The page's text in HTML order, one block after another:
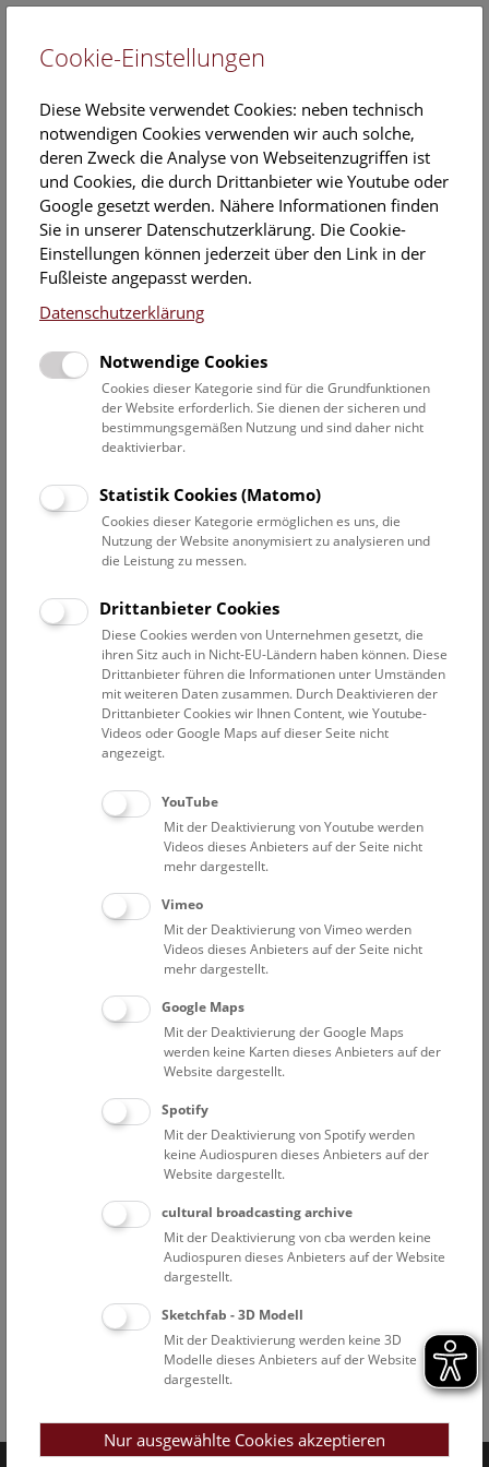
EN
Veranstaltungskalender
Informationen zu Gruppen,- Kindergarten- und
Schulprogrammen finden Siehier
Datumsfilter
14.12.2019
Datum auswählen
Erweiterte Suche
Filter zurücksetzen
14. Dezember 2019
Bisher keine Ergebnisse. Dienstags ist das NHM Wien
in der Regel geschlossen. Ausnahmen finden sie
Eine Nacht im Museum
Cookie-Einstellungen
Diese Website verwendet Cookies: neben technisch
notwendigen Cookies verwenden wir auch solche,
deren Zweck die Analyse von Webseitenzugriffen ist
und Cookies, die durch Drittanbieter wie Youtube oder
Google gesetzt werden. Nähere Informationen finden
Sie in unserer Datenschutzerklärung. Die Cookie-
Einstellungen können jederzeit über den Link in der
Fußleiste angepasst werden.
Datenschutzerklärung
Notwendige Cookies
Cookies dieser Kategorie sind für die Grundfunktionen
der Website erforderlich. Sie dienen der sicheren und
bestimmungsgemäßen Nutzung und sind daher nicht
deaktivierbar.
Statistik Cookies (Matomo)
Cookies dieser Kategorie ermöglichen es uns, die
Nutzung der Website anonymisiert zu analysieren und
die Leistung zu messen.
Drittanbieter Cookies
Diese Cookies werden von Unternehmen gesetzt, die
ihren Sitz auch in Nicht-EU-Ländern haben können. Diese
Drittanbieter führen die Informationen unter Umständen
mit weiteren Daten zusammen. Durch Deaktivieren der
Drittanbieter Cookies wir Ihnen Content, wie Youtube-
Videos oder Google Maps auf dieser Seite nicht
angezeigt.
YouTube
Mit der Deaktivierung von Youtube werden
Videos dieses Anbieters auf der Seite nicht
mehr dargestellt.
Vimeo
Mit der Deaktivierung von Vimeo werden
Videos dieses Anbieters auf der Seite nicht
mehr dargestellt.
Google Maps
Mit der Deaktivierung der Google Maps
werden keine Karten dieses Anbieters auf der
Website dargestellt.
Spotify
Mit der Deaktivierung von Spotify werden
keine Audiospuren dieses Anbieters auf der
Website dargestellt.
cultural broadcasting archive
Mit der Deaktivierung von cba werden keine
Audiospuren dieses Anbieters auf der Website
dargestellt.
Sketchfab - 3D Modell
Mit der Deaktivierung werden keine 3D
Modelle dieses Anbieters auf der Website
dargestellt.
Nur ausgewählte Cookies akzeptieren